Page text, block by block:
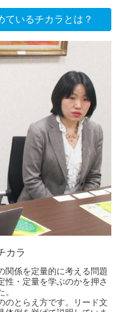
ているチカラとは？
カラ
関係を定量的に考える問題
性・定量を学ぶのかを押さ
のとらえ方です。リード文